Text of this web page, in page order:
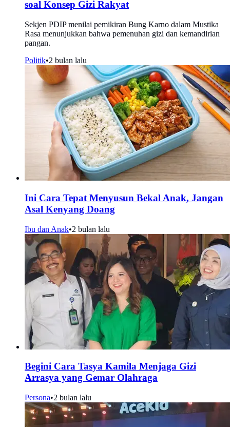
soal Konsep Gizi Rakyat
Sekjen PDIP menilai pemikiran Bung Karno dalam Mustika
Rasa menunjukkan bahwa pemenuhan gizi dan kemandirian
pangan.
Politik•2 bulan lalu
Ini Cara Tepat Menyusun Bekal Anak, Jangan
Asal Kenyang Doang
Ibu dan Anak•2 bulan lalu
Begini Cara Tasya Kamila Menjaga Gizi
Arrasya yang Gemar Olahraga
Persona•2 bulan lalu